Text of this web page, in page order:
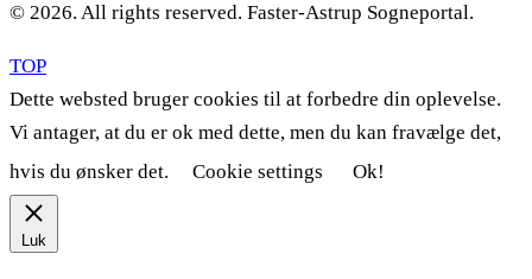
© 2026. All rights reserved. Faster-Astrup Sogneportal.
TOP
Dette websted bruger cookies til at forbedre din oplevelse.
Vi antager, at du er ok med dette, men du kan fravælge det,
hvis du ønsker det.
Cookie settings Ok!
Luk